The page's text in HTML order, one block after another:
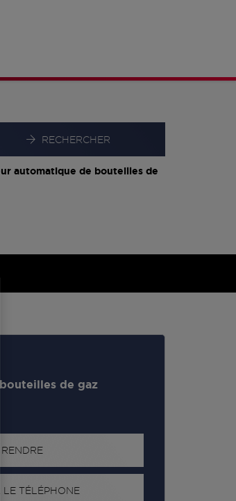
RECHERCHER
automatique de bouteilles de
de gaz
RENDRE
LE TÉLÉPHONE